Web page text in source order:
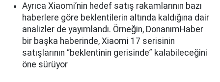
Ayrıca Xiaomi’nin hedef satış rakamlarının bazı
haberlere göre beklentilerin altında kaldığına dair
analizler de yayımlandı. Örneğin, DonanımHaber
bir başka haberinde, Xiaomi 17 serisinin
satışlarının “beklentinin gerisinde” kalabileceğini
öne sürüyor